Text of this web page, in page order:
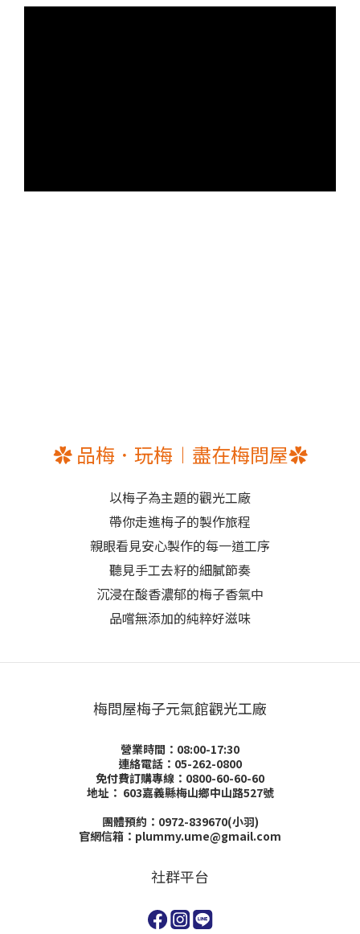
✿ 品梅．玩梅︱盡在梅問屋✿
以梅子為主題的觀光工廠
帶你走進梅子的製作旅程
親眼看見安心製作的每一道工序
聽見手工去籽的細膩節奏
沉浸在酸香濃郁的梅子香氣中
品嚐無添加的純粹好滋味
梅問屋梅子元氣館觀光工廠
營業時間：08:00-17:30
連絡電話：05-262-0800
免付費訂購專線：0800-60-60-60
地址： 603嘉義縣梅山鄉中山路527號
團體預約：0972-839670(小羽)
官網信箱：plummy.ume@gmail.com
社群平台